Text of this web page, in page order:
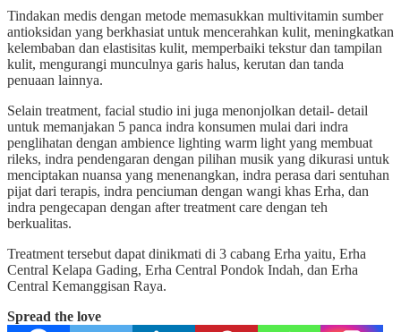
Tindakan medis dengan metode memasukkan multivitamin sumber
antioksidan yang berkhasiat untuk mencerahkan kulit, meningkatkan
kelembaban dan elastisitas kulit, memperbaiki tekstur dan tampilan
kulit, mengurangi munculnya garis halus, kerutan dan tanda
penuaan lainnya.
Selain treatment, facial studio ini juga menonjolkan detail- detail
untuk memanjakan 5 panca indra konsumen mulai dari indra
penglihatan dengan ambience lighting warm light yang membuat
rileks, indra pendengaran dengan pilihan musik yang dikurasi untuk
menciptakan nuansa yang menenangkan, indra perasa dari sentuhan
pijat dari terapis, indra penciuman dengan wangi khas Erha, dan
indra pengecapan dengan after treatment care dengan teh
berkualitas.
Treatment tersebut dapat dinikmati di 3 cabang Erha yaitu, Erha
Central Kelapa Gading, Erha Central Pondok Indah, dan Erha
Central Kemanggisan Raya.
Spread the love